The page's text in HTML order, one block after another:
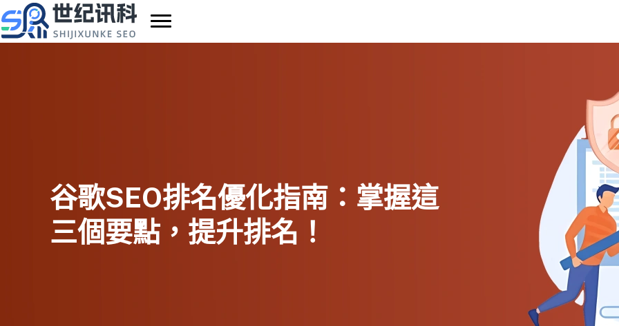
Skip
to
content
谷歌SEO排名優化指南：掌握這
三個要點，提升排名！